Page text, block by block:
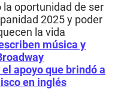
la oportunidad de ser
2025 y poder
la vida
música y
apoyo que brindó a
en inglés